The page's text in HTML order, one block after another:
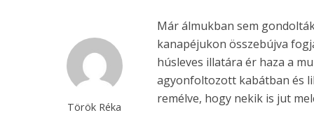
Török Réka
Már álmukban sem
kanapéjukon összebújva
húsleves illatára ér haza a
agyonfoltozott kabátban és
remélve, hogy nekik is jut